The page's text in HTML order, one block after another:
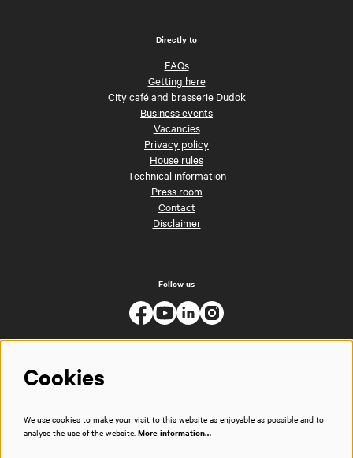
Directly to
FAQs
Getting here
City café and brasserie Dudok
Business events
Vacancies
Privacy policy
House rules
Technical information
Press room
Contact
Disclaimer
Follow us
Cookies
We use cookies to make your visit to this website as enjoyable as possible and to
analyse the use of the website. More information…